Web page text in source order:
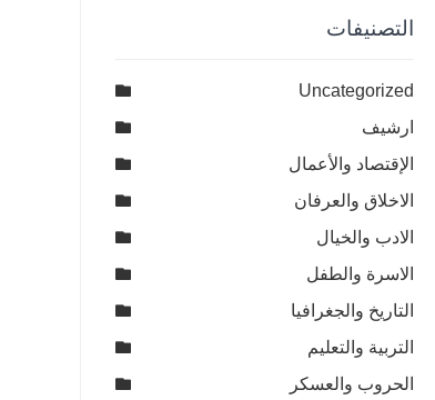
التصنيفات
Uncategorized
ارشيف
الإقتصاد والأعمال
الاخلاق والعرفان
الادب والخيال
الاسرة والطفل
التاريخ والجغرافيا
التربية والتعليم
الحروب والعسكر